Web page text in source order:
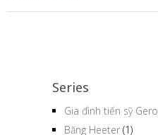
Series
Gia đình tiến sỹ Gero
Băng Heeter (1)